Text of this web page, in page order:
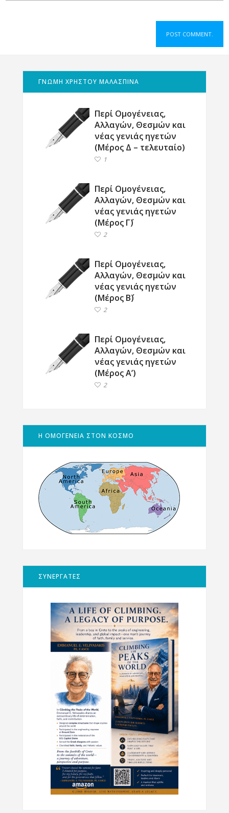
ΓΝΩΜΗ ΧΡΗΣΤΟΥ ΜΑΛΑΣΠΙΝΑ
Περί Ομογένειας,
Αλλαγών, Θεσμών και
νέας γενιάς ηγετών
(Μέρος Δ – τελευταίο)
1
Περί Ομογένειας,
Αλλαγών, Θεσμών και
νέας γενιάς ηγετών
(Μέρος Γ΄)
2
Περί Ομογένειας,
Αλλαγών, Θεσμών και
νέας γενιάς ηγετών
(Μέρος Β΄)
2
Περί Ομογένειας,
Αλλαγών, Θεσμών και
νέας γενιάς ηγετών
(Μέρος Α’)
2
Η ΟΜΟΓΕΝΕΙΑ ΣΤΟΝ ΚΟΣΜΟ
ΣΥΝΕΡΓΑΤΕΣ